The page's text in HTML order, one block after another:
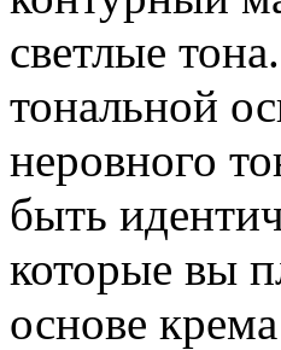
светлые
тональной
неровного
быть
которые вы
основе